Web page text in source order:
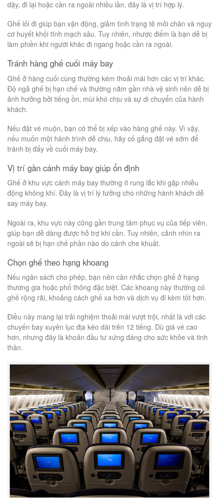
dậy, đi lại hoặc cần ra ngoài nhiều lần, đây là vị trí hợp lý.
Ghế lối đi giúp bạn vận động, giảm tình trạng tê mỏi chân và nguy
cơ huyết khối tĩnh mạch sâu. Tuy nhiên, nhược điểm là bạn dễ bị
làm phiền khi người khác đi ngang hoặc cần ra ngoài.
Tránh hàng ghế cuối máy bay
Ghế ở hàng cuối cùng thường kém thoải mái hơn các vị trí khác.
Độ ngả ghế bị hạn chế và thường nằm gần nhà vệ sinh nên dễ bị
ảnh hưởng bởi tiếng ồn, mùi khó chịu và sự di chuyển của hành
khách.
Nếu đặt vé muộn, bạn có thể bị xếp vào hàng ghế này. Vì vậy,
nếu muốn một hành trình dễ chịu, hãy cố gắng đặt vé sớm để
tránh bị đẩy về cuối máy bay.
Vị trí gần cánh máy bay giúp ổn định
Ghế ở khu vực cánh máy bay thường ít rung lắc khi gặp nhiễu
động không khí. Đây là vị trí lý tưởng cho những hành khách dễ
say máy bay.
Ngoài ra, khu vực này cũng gần trung tâm phục vụ của tiếp viên,
giúp bạn dễ dàng được hỗ trợ khi cần. Tuy nhiên, cảnh nhìn ra
ngoài sẽ bị hạn chế phần nào do cánh che khuất.
Chọn ghế theo hạng khoang
Nếu ngân sách cho phép, bạn nên cân nhắc chọn ghế ở hạng
thương gia hoặc phổ thông đặc biệt. Các khoang này thường có
ghế rộng rãi, khoảng cách ghế xa hơn và dịch vụ đi kèm tốt hơn.
Điều này mang lại trải nghiệm thoải mái vượt trội, nhất là với các
chuyến bay xuyên lục địa kéo dài trên 12 tiếng. Dù giá vé cao
hơn, nhưng đây là khoản đầu tư xứng đáng cho sức khỏe và tinh
thần.